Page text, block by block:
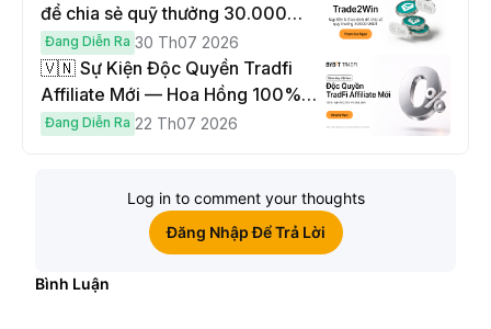
để chia sẻ quỹ thưởng 30.000
USDT
Đang Diễn Ra 30 Th07 2026
🇻🇳 Sự Kiện Độc Quyền Tradfi
Affiliate Mới — Hoa Hồng 100% &
Hoàn Phí Qua Đêm
Đang Diễn Ra 22 Th07 2026
Log in to comment your thoughts
Đăng Nhập Để Trả Lời
Bình Luận